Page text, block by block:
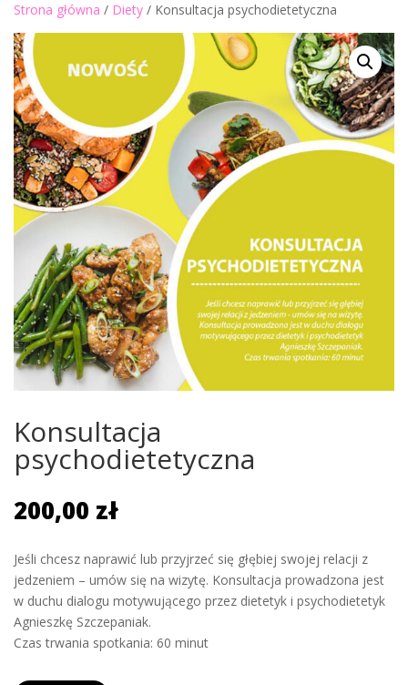
Strona główna / Diety / Konsultacja psychodietetyczna
Konsultacja
psychodietetyczna
200,00 zł
Jeśli chcesz naprawić lub przyjrzeć się głębiej swojej relacji z
jedzeniem – umów się na wizytę. Konsultacja prowadzona jest
w duchu dialogu motywującego przez dietetyk i psychodietetyk
Agnieszkę Szczepaniak.
Czas trwania spotkania: 60 minut